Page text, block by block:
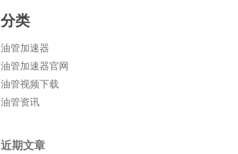
分类
油管加速器
油管加速器官网
油管视频下载
油管资讯
近期文章